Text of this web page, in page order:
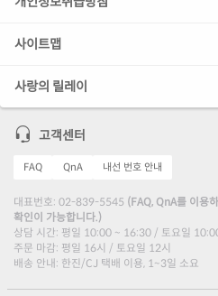
사이트맵
사랑의 릴레이
고객센터
FAQ QnA 내선 번호 안내
대표번호: 02-839-5545 (FAQ, QnA를 이용
확인이 가능합니다.)
상담 시간: 평일 10:00 ~ 16:30 / 토요일
주문 마감: 평일 16시 / 토요일 12시
배송 안내: 한진/CJ 택배 이용, 1~3일 소요